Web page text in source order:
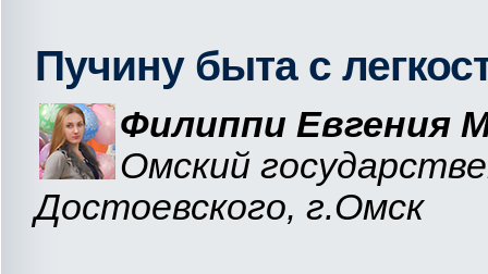
Пучину быта с
Филиппи Евгения
Омский
Достоевского, г.Омск